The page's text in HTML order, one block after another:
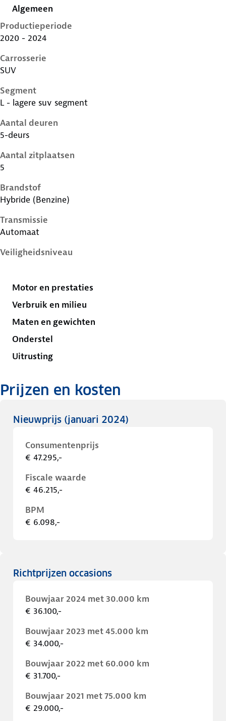
Algemeen
Productieperiode
2020 - 2024
Carrosserie
SUV
Segment
L - lagere suv segment
Aantal deuren
5-deurs
Aantal zitplaatsen
5
Brandstof
Hybride (Benzine)
Transmissie
Automaat
Veiligheidsniveau
Motor en prestaties
Verbruik en milieu
Maten en gewichten
Onderstel
Uitrusting
Prijzen en kosten
Nieuwprijs (januari 2024)
Consumentenprijs
€ 47.295,-
Fiscale waarde
€ 46.215,-
BPM
€ 6.098,-
Richtprijzen occasions
Bouwjaar 2024 met 30.000 km
€ 36.100,-
Bouwjaar 2023 met 45.000 km
€ 34.000,-
Bouwjaar 2022 met 60.000 km
€ 31.700,-
Bouwjaar 2021 met 75.000 km
€ 29.000,-